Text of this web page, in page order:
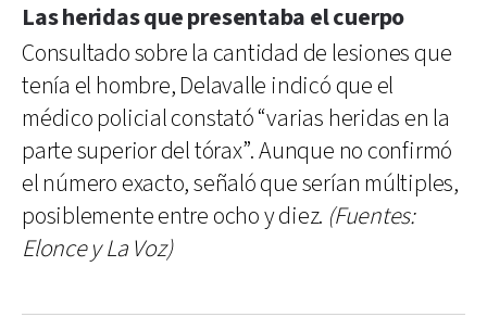
Las heridas que presentaba el cuerpo
Consultado sobre la cantidad de lesiones que
tenía el hombre, Delavalle indicó que el
médico policial constató “varias heridas en la
parte superior del tórax”. Aunque no confirmó
el número exacto, señaló que serían múltiples,
posiblemente entre ocho y diez. (Fuentes:
Elonce y La Voz)